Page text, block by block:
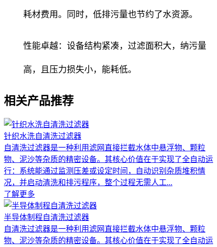
耗材费用。同时，低排污量也节约了水资源。
性能卓越：设备结构紧凑，过滤面积大，纳污量
高，且压力损失小，能耗低。
相关产品推荐
针织水洗自清洗过滤器
自清洗过滤器是一种利用滤网直接拦截水体中悬浮物、颗粒
物、泥沙等杂质的精密设备。其核心价值在于实现了全自动运
行：系统能通过监测压差或设定时间，自动识别杂质堆积情
况，并启动清洗和排污程序，整个过程无需人工...
了解更多
半导体制程自清洗过滤器
自清洗过滤器是一种利用滤网直接拦截水体中悬浮物、颗粒
物、泥沙等杂质的精密设备。其核心价值在于实现了全自动运